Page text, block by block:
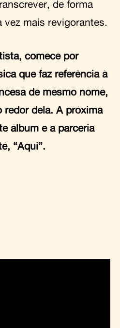
de forma
mais revigorantes.
comece por
que faz referência à
de mesmo nome,
redor dela. A próxima
álbum e a parceria
“Aqui”.